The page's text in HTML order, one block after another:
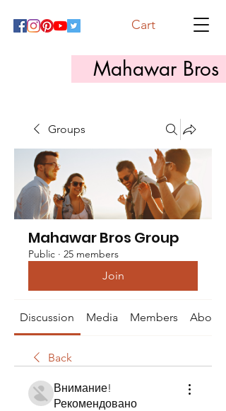
Mahawar Bros
Cart
Groups
Mahawar Bros Group
Public · 25 members
Join
Discussion Media Members About
Back
Внимание!
Рекомендовано